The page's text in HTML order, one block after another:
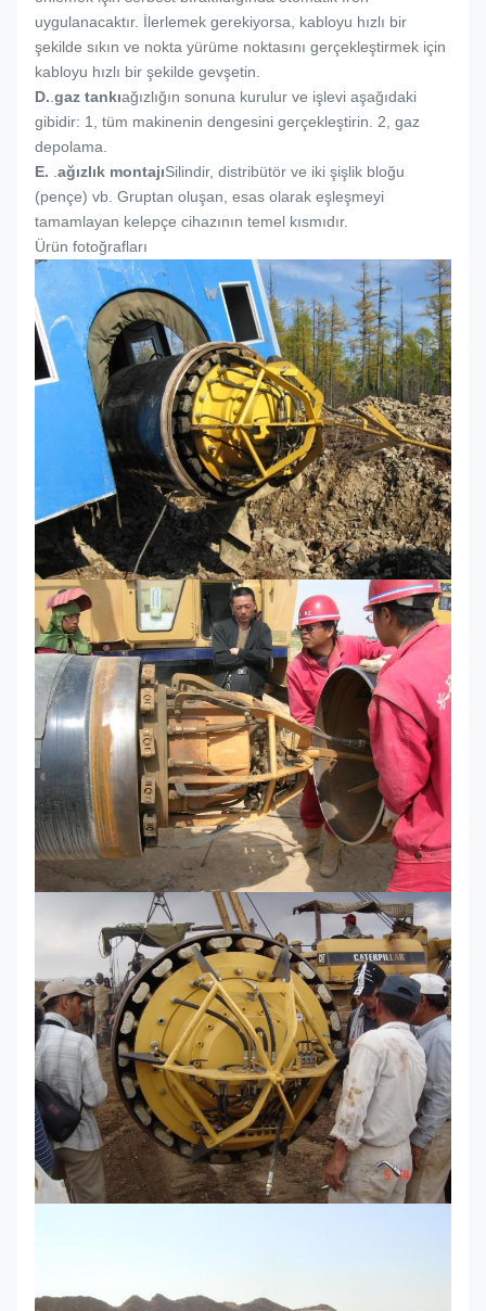
uygulanacaktır. İlerlemek gerekiyorsa, kabloyu hızlı bir
şekilde sıkın ve nokta yürüme noktasını gerçekleştirmek için
kabloyu hızlı bir şekilde gevşetin.
D. gaz tankıağızlığın sonuna kurulur ve işlevi aşağıdaki
gibidir: 1, tüm makinenin dengesini gerçekleştirin. 2, gaz
depolama.
E. ağızlık montajıSilindir, distribütör ve iki şişlik bloğu
(pençe) vb. Gruptan oluşan, esas olarak eşleşmeyi
tamamlayan kelepçe cihazının temel kısmıdır.
Ürün fotoğrafları